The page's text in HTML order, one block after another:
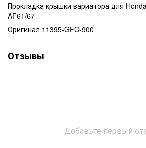
Прокладка крышки вариатора для
AF61/67
Оригинал 11395-GFC-900
Отзывы
Добавьте первый